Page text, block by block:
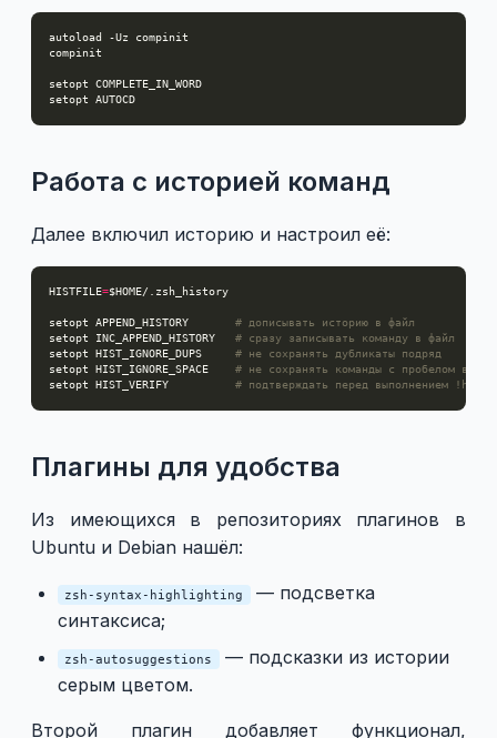
Работа с историей команд
Далее включил историю и настроил её:
HISTFILE=
setopt APPEND_HISTORY # дописывать историю в файл
setopt INC_APPEND_HISTORY # сразу записывать команду в файл
setopt HIST_IGNORE_DUPS # не сохранять дубликаты подряд
setopt HIST_IGNORE_SPACE # не сохранять команды с пробелом в
setopt HIST_VERIFY # подтверждать перед выполнением
Плагины для удобства
Из имеющихся в репозиториях плагинов в
Ubuntu и Debian нашёл:
zsh-syntax-highlighting — подсветка
синтаксиса;
zsh-autosuggestions — подсказки из истории
серым цветом.
Второй плагин добавляет функционал,